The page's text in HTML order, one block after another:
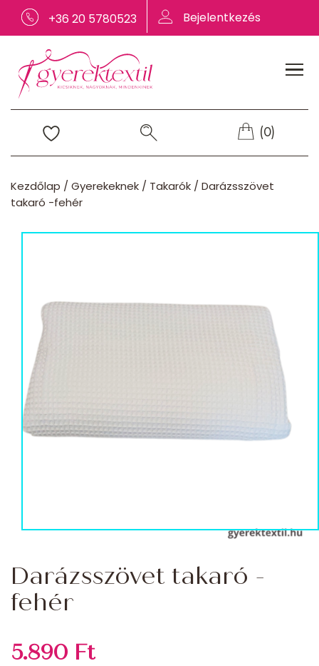
+36 20 5780523 Bejelentkezés
(0)
Kezdőlap /Gyerekeknek / Takarók /Darázsszövet
takaró -fehér
Darázsszövet takaró -
fehér
5.890 Ft